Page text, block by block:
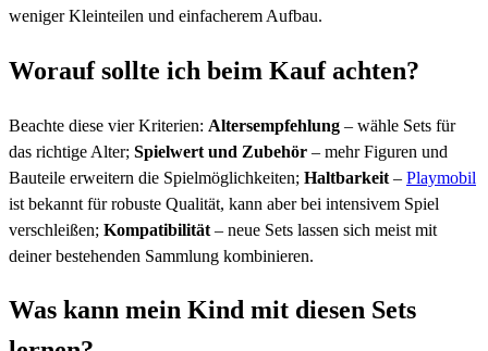
weniger Kleinteilen und einfacherem Aufbau.
Worauf sollte ich beim Kauf achten?
Beachte diese vier Kriterien: Altersempfehlung – wähle Sets für
das richtige Alter; Spielwert und Zubehör – mehr Figuren und
Bauteile erweitern die Spielmöglichkeiten; Haltbarkeit – Playmobil
ist bekannt für robuste Qualität, kann aber bei intensivem Spiel
verschleißen; Kompatibilität – neue Sets lassen sich meist mit
deiner bestehenden Sammlung kombinieren.
Was kann mein Kind mit diesen Sets